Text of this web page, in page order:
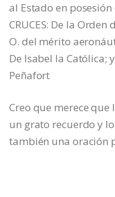
al Estado en posesión
CRUCES: De la
O. del mérito
De Isabel la Católica;
Peñafort
Creo que merece
un grato recuerdo y
también una oración